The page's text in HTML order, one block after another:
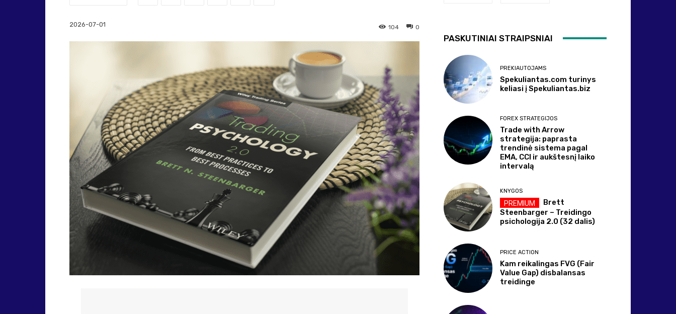
2026-07-01 0
104
PASKUTINIAI STRAIPSNIAI
PREKIAUTOJAMS
Spekuliantas.com turinys
keliasi į Spekuliantas.biz
FOREX STRATEGIJOS
Trade with Arrow
strategija: paprasta
trendinė sistema pagal
EMA, CCI ir aukštesnį laiko
intervalą
KNYGOS
Brett
Steenbarger – Treidingo
psichologija 2.0 (32 dalis)
PRICE ACTION
Kam reikalingas FVG (Fair
Value Gap) disbalansas
treidinge